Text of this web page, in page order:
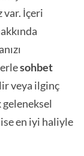
var. İçeri
sohbet
veya ilginç
en iyi haliyle